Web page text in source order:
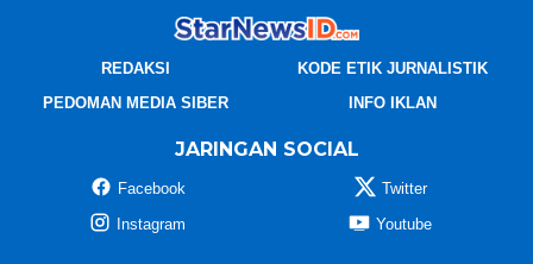
REDAKSI
KODE ETIK JURNALISTIK
PEDOMAN MEDIA SIBER
INFO IKLAN
JARINGAN SOCIAL
Facebook
Twitter
Instagram
Youtube